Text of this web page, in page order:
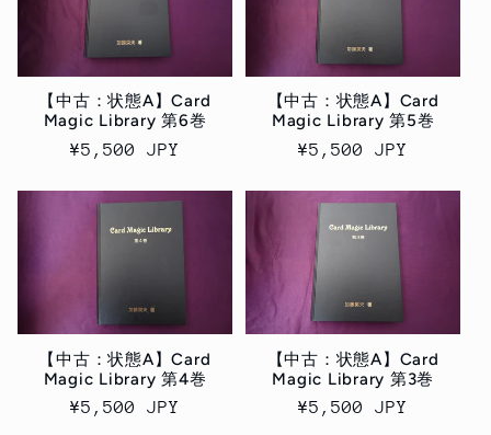
【中古：状態A】Card
Magic Library 第6巻
通
¥5,500 JPY
【中古：状態A】Card
Magic Library 第5巻
通
価
格
¥5,500 JPY
【中古：状態A】Card
Magic Library 第4巻
通
¥5,500 JPY
【中古：状態A】Card
Magic Library 第3巻
通
¥5,500 JPY